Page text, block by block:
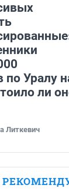
Уралу
ли
Литкевич